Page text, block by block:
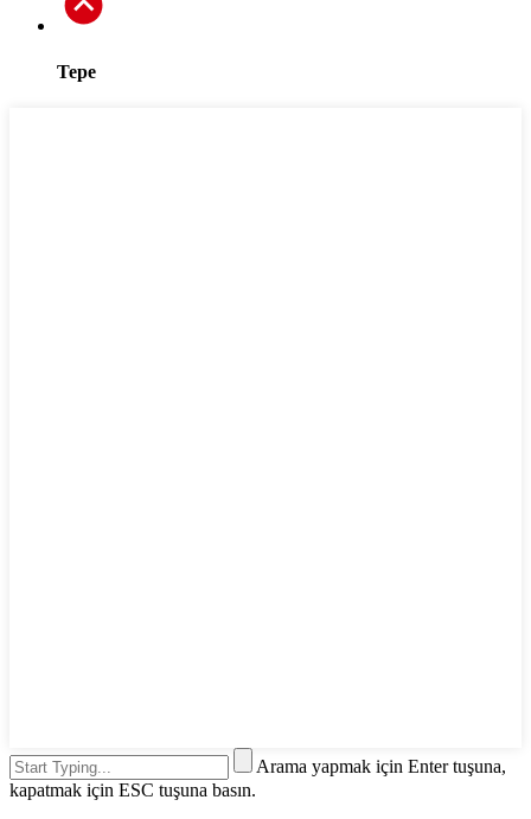
Tepe
Arama yapmak için Enter tuşuna,
kapatmak için ESC tuşuna basın.